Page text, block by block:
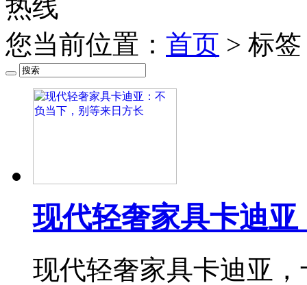
您当前位置： 首页 > 标
现代轻奢家具卡迪
现代轻奢家具卡迪亚